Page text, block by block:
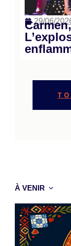
29/06/
À VENIR
date.